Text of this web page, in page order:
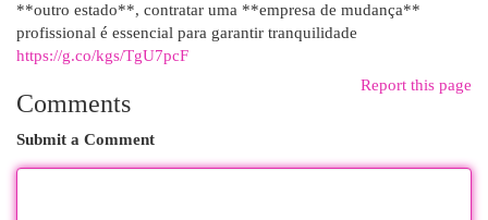
**outro estado**, contratar uma **empresa de mudança**
profissional é essencial para garantir tranquilidade
https://g.co/kgs/TgU7pcF
Report this page
Comments
Submit a Comment